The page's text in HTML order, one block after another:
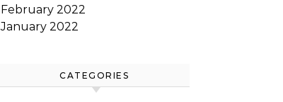
February 2022
January 2022
CATEGORIES